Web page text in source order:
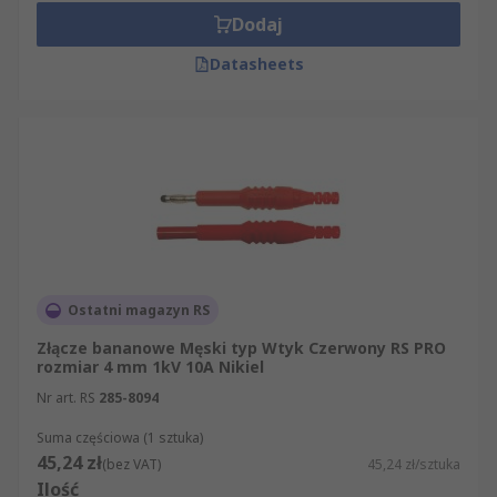
Zastosowania gniazd i wtyków bananowych
standardem w multimetrach, zasilaczach
pomiarowych, generatorach sygnałów i
innych przyrządach. Ułatwiają szybkie
i obciążeń.
Laboratoria i edukacja techniczna.W
Dodaj
Datasheets
Ostatni magazyn RS
Złącze bananowe Męski typ Wtyk Czerwony RS PRO
rozmiar 4 mm 1kV 10A Nikiel
Nr art. RS 285-8094
Suma częściowa (1 sztuka)
45,24 zł(bez VAT) 45,24 zł/sztuka
Ilość